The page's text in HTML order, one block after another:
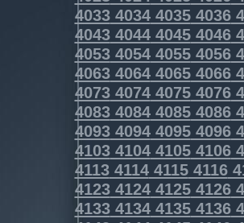
4033403440354036
4043404440454046
4053405440554056
4063406440654066
4073407440754076
4083408440854086
4093409440954096
4103410441054106
4113411441154116
4123412441254126
4133413441354136